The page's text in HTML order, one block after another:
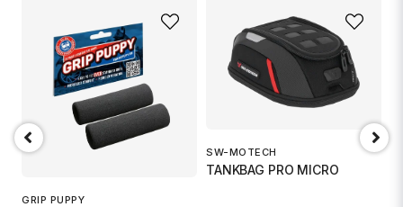
GRIP PUPPY
SW-MOTECH
TANKBAG PRO MICRO